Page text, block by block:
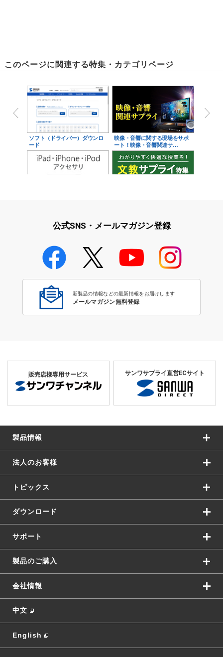
このページに関連する特集・カテゴリページ
ソフト（ドライバー）ダウンロ
ード
映像・音響に関する現場をサポ
ート！映像・音響関連サ…
学校教育のICT環境整備特集
公式SNS・メールマガジン登録
新製品の情報などの最新情報をお届けします
メールマガジン無料登録
販売店様専用サービス サンワサプライ直営ECサイト
製品情報
法人のお客様
トピックス
ダウンロード
サポート
製品のご購入
会社情報
中文
English